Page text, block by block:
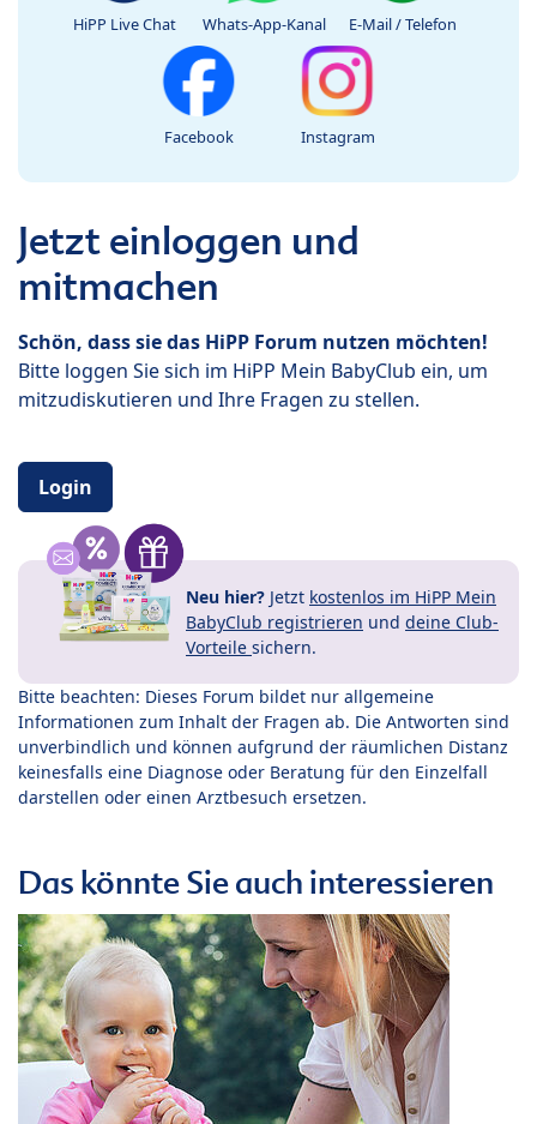
HiPP Live Chat Whats-App-Kanal E-Mail / Telefon
Facebook Instagram
Jetzt einloggen und
mitmachen
Schön, dass sie das HiPP Forum nutzen möchten!
Bitte loggen Sie sich im HiPP Mein BabyClub ein, um
mitzudiskutieren und Ihre Fragen zu stellen.
Login
Neu hier? Jetzt kostenlos im HiPP Mein
BabyClub registrieren und deine Club-
Vorteile sichern.
Bitte beachten: Dieses Forum bildet nur allgemeine
Informationen zum Inhalt der Fragen ab. Die Antworten sind
unverbindlich und können aufgrund der räumlichen Distanz
keinesfalls eine Diagnose oder Beratung für den Einzelfall
darstellen oder einen Arztbesuch ersetzen.
Das könnte Sie auch interessieren